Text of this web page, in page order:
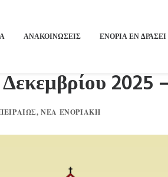
ΑΝΑΚΟΙΝΩΣΕΙΣ ΕΝΟΡΙΑ ΕΝ ΔΡΑΣΕΙ
2025
,ΝΈΑ ΕΝΟΡΙΑΚΉ